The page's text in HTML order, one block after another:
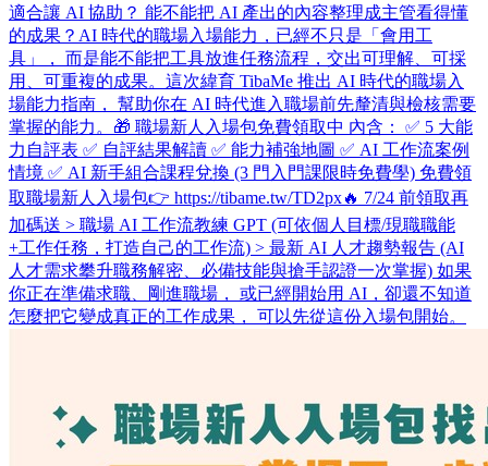
適合讓 AI 協助？ 能不能把 AI 產出的內容整理成主管看得懂
的成果？ ​ AI 時代的職場入場能力，已經不只是「會用工
具」， 而是能不能把工具放進任務流程，交出可理解、可採
用、可重複的成果。 ​ 這次緯育 TibaMe 推出 AI 時代的職場入
場能力指南， 幫助你在 AI 時代進入職場前先釐清與檢核需要
掌握的能力。 ​ 🎁 職場新人入場包免費領取中 內含： ✅ 5 大能
力自評表 ✅ 自評結果解讀 ✅ 能力補強地圖 ✅ AI 工作流案例
情境 ✅ AI 新手組合課程兌換 (3 門入門課限時免費學) 免費領
取職場新人入場包👉 https://tibame.tw/TD2px ​ 🔥 7/24 前領取再
加碼送 > 職場 AI 工作流教練 GPT (可依個人目標/現職職能
+工作任務，打造自己的工作流) > 最新 AI 人才趨勢報告 (AI
人才需求攀升職務解密、必備技能與搶手認證一次掌握) 如果
你正在準備求職、剛進職場， 或已經開始用 AI，卻還不知道
怎麼把它變成真正的工作成果， 可以先從這份入場包開始。 ​